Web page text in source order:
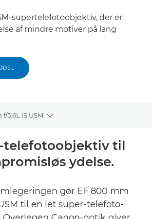
supertelefotoobjektiv, der er
af mindre motiver på lang
5.6L IS USM
Toggle breadcrumbs
telefotoobjektiv til
ydelse.
gør EF 800 mm
til en let super-telefoto-